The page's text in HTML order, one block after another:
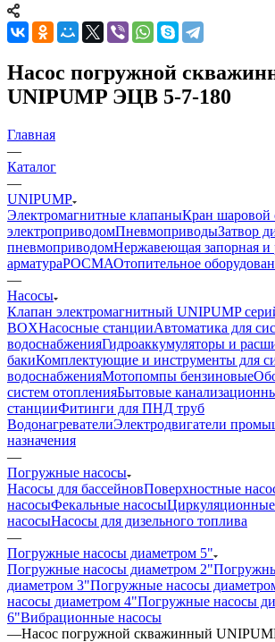
Насос погружной
UNIPUMP ЭЦВ 5-7-180
Главная
—
Каталог
—
UNIPUMP
Электромагнитные клапаныКран шаровой
электроприводомПневмоприводыЗатвор
пневмоприводомНержавеющая запорная и
арматураРОСМАОтопительное
—
Насосы
Клапан электромагнитный UNIPUMP
BOXНасосные станцииАвтоматика для
водоснабженияГидроаккумуляторы и
бакиКомплектующие и инструменты для
водоснабженияМотопомпы бензиновые
систем отопленияБытовые
станцииФитинги для ПНД труб
ВодонагревателиЭлектродвигатели
назначения
—
Погружные насосы
Насосы для бассейновПоверхностные
насосыФекальные насосы
насосыНасосы для дизельного топлива
—
Погружные насосы диаметром 5"
Погружные насосы диаметром 2"
диаметром 3"Погружные насосы
насосы диаметром 4"Погружные насосы
6"Вибрационные насосы
—Насос погружной скважинный